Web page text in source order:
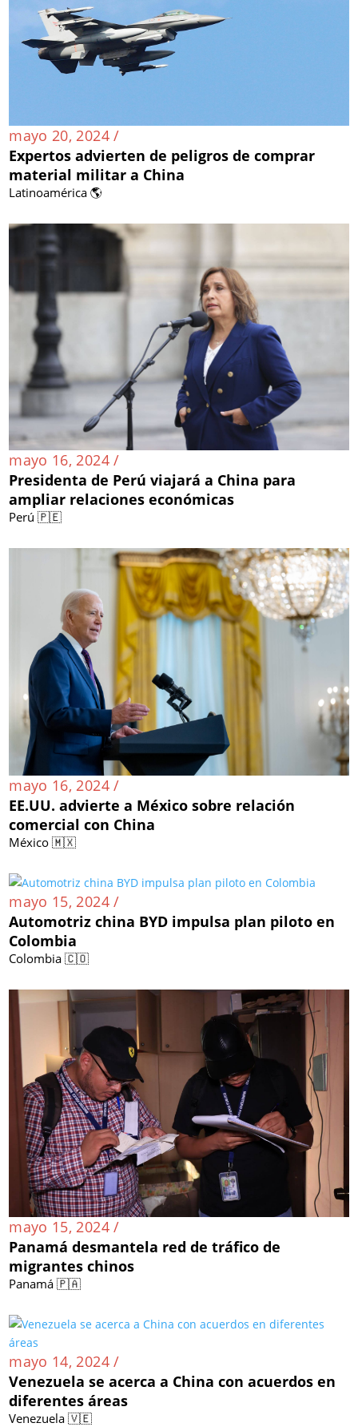
mayo 20, 2024 /
Expertos advierten de peligros de comprar
material militar a China
Latinoamérica 🌎
mayo 16, 2024 /
Presidenta de Perú viajará a China para
ampliar relaciones económicas
Perú 🇵🇪
mayo 16, 2024 /
EE.UU. advierte a México sobre relación
comercial con China
México 🇲🇽
mayo 15, 2024 /
Automotriz china BYD impulsa plan piloto en
Colombia
Colombia 🇨🇴
mayo 15, 2024 /
Panamá desmantela red de tráfico de
migrantes chinos
Panamá 🇵🇦
mayo 14, 2024 /
Venezuela se acerca a China con acuerdos en
diferentes áreas
Venezuela 🇻🇪